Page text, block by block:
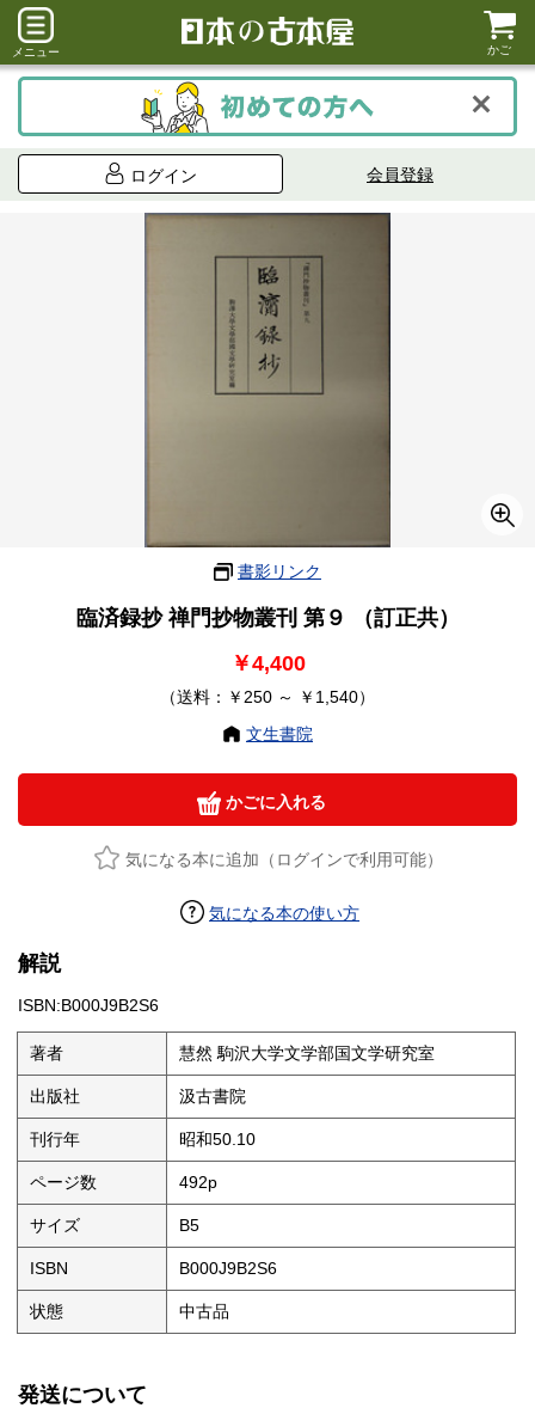
メニュー かご
ログイン 会員登録
書影リンク
臨済録抄 禅門抄物叢刊 第９ （訂正共）
￥4,400
（送料：￥250 ～ ￥1,540）
文生書院
かごに入れる
気になる本に追加（ログインで利用可能）
気になる本の使い方
解説
ISBN:B000J9B2S6
著者 慧然 駒沢大学文学部国文学研究室
出版社 汲古書院
刊行年 昭和50.10
ページ数 492p
サイズ B5
ISBN B000J9B2S6
状態 中古品
発送について